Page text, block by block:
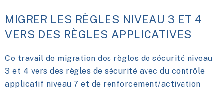
MIGRER LES RÈGLES NIVEAU 3 ET 4
VERS DES RÈGLES APPLICATIVES
Ce travail de migration des règles de sécurité niveau
3 et 4 vers des règles de sécurité avec du contrôle
applicatif niveau 7 et de renforcement/activation